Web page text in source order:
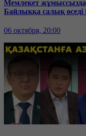
Мемлекет
Байлыққа салық
06 октября, 20:00